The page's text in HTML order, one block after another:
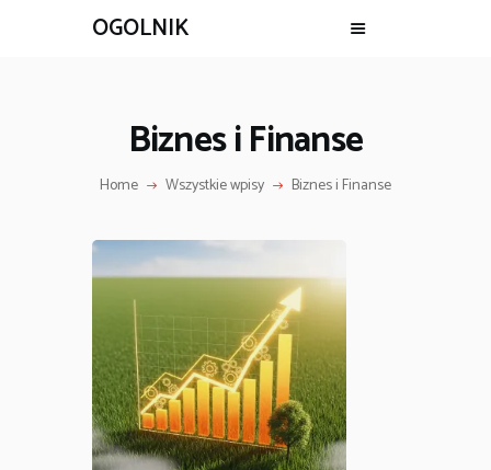
OGOLNIK
Biznes i Finanse
Home Wszystkie wpisy Biznes i Finanse